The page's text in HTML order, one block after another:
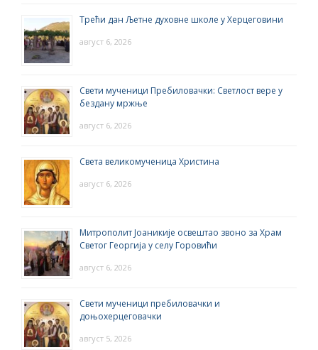
Трећи дан Љетне духовне школе у Херцеговини
август 6, 2026
Свети мученици Пребиловачки: Светлост вере у
бездану мржње
август 6, 2026
Света великомученица Христина
август 6, 2026
Митрополит Јоаникије освештао звоно за Храм
Светог Георгија у селу Горовићи
август 6, 2026
Свети мученици пребиловачки и
доњохерцеговачки
август 5, 2026